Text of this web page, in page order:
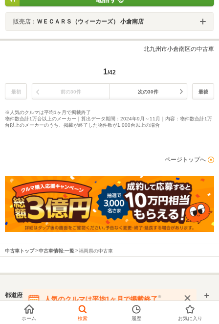
販売店： ＷＥＣＡＲＳ（ウィーカーズ） 小倉南店
北九州市小倉南区の中古車
1/42
最初 前の30件 次の30件 最後
※人気のクルマは平均1ヶ月で掲載終了
物件数合計1万台以上のメーカー｜算出データ期間：2024年9月～11月｜内容：物件数合計1万
台以上のメーカーのうち、掲載が終了した物件数が1,000台以上の場合
ページトップへ
中古車トップ 中古車情報:一覧 福岡県の中古車
都道府県から中古車を探す
カーセンサートップへ メーカー認定中古車
人気のクルマは平均1ヶ月で掲載終了※
在庫が無くなる前にお問い合わせください
ホーム 検索 履歴 お気に入り